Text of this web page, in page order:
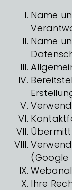
Name
Name
(Google
Ihre